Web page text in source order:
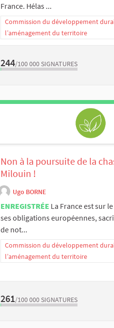
France. Hélas ...
Commission du développement
l’aménagement du territoire
244/100 000 SIGNATURES
Non à la poursuite de la
Milouin !
Ugo BORNE
ENREGISTRÉE La France est sur
ses obligations européennes,
de not...
Commission du développement
l’aménagement du territoire
261/100 000 SIGNATURES